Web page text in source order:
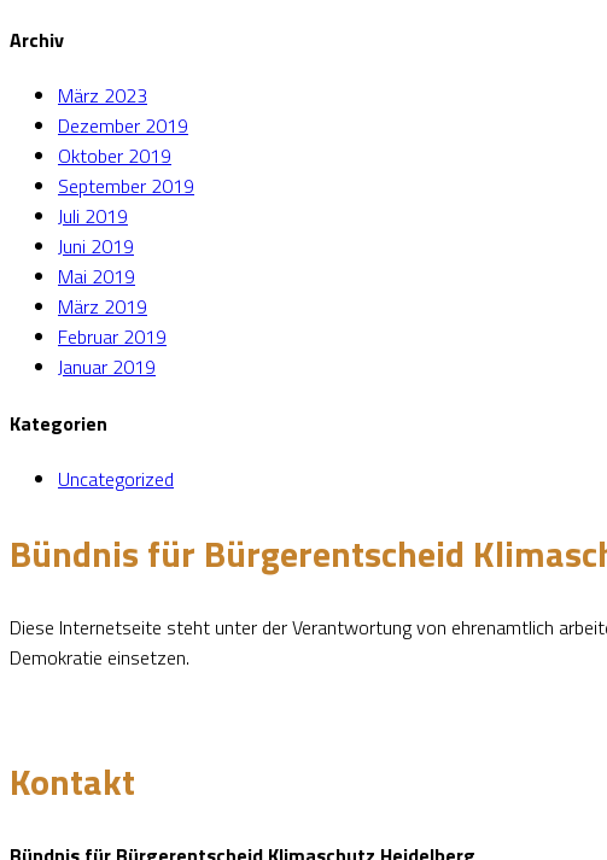
Archiv
März 2023
Dezember 2019
Oktober 2019
September 2019
Juli 2019
Juni 2019
Mai 2019
März 2019
Februar 2019
Januar 2019
Kategorien
Uncategorized
Bündnis für Bürgerentscheid
Diese Internetseite steht unter der Verantwortung von ehrenamtlich
Demokratie einsetzen.
Kontakt